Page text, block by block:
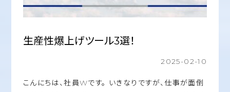
生産性爆上げツール3選！
2025-02-10
こんにちは、社員Wです。 いきなりですが、仕事が面倒